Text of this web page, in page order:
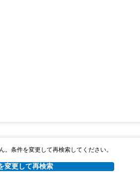
。条件を変更して再検索してください。
変更して再検索